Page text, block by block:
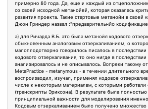
примерно 80 года. Да, еще и каждый из
со своей исходной метанойей, которая оказалась
развития проекта. Такие стартовые метанойи в своей
Джон Гриндер назвал :"предварительнйо
а) для Ричарда В.Б. это была метанойя кодового
обыкновенным аналоговым отзеркаливанием, о
малоплодотворно говорилось писалось в
кодового отзеркаливания, то оно нигде в
анализировалось и не описывалось. Вопреки такому
MetaPractice - metanymous - в течении длительного
воспроизводил, изучал, применял кодовое
числе к некоторым материалам, с которыми
(транскрипты Эриксона). В результате была
принципиальной важности для моделирования именно
Кодовым отзеркаливанием было получено